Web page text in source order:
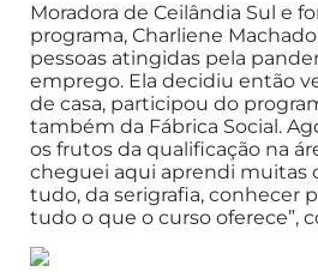
Moradora de Ceilândia Sul e
programa, Charliene
pessoas atingidas pela
emprego. Ela decidiu então
de casa, participou do
também da Fábrica Social.
os frutos da qualificação na
cheguei aqui aprendi muitas
tudo, da serigrafia, conhecer
tudo o que o curso oferece”,